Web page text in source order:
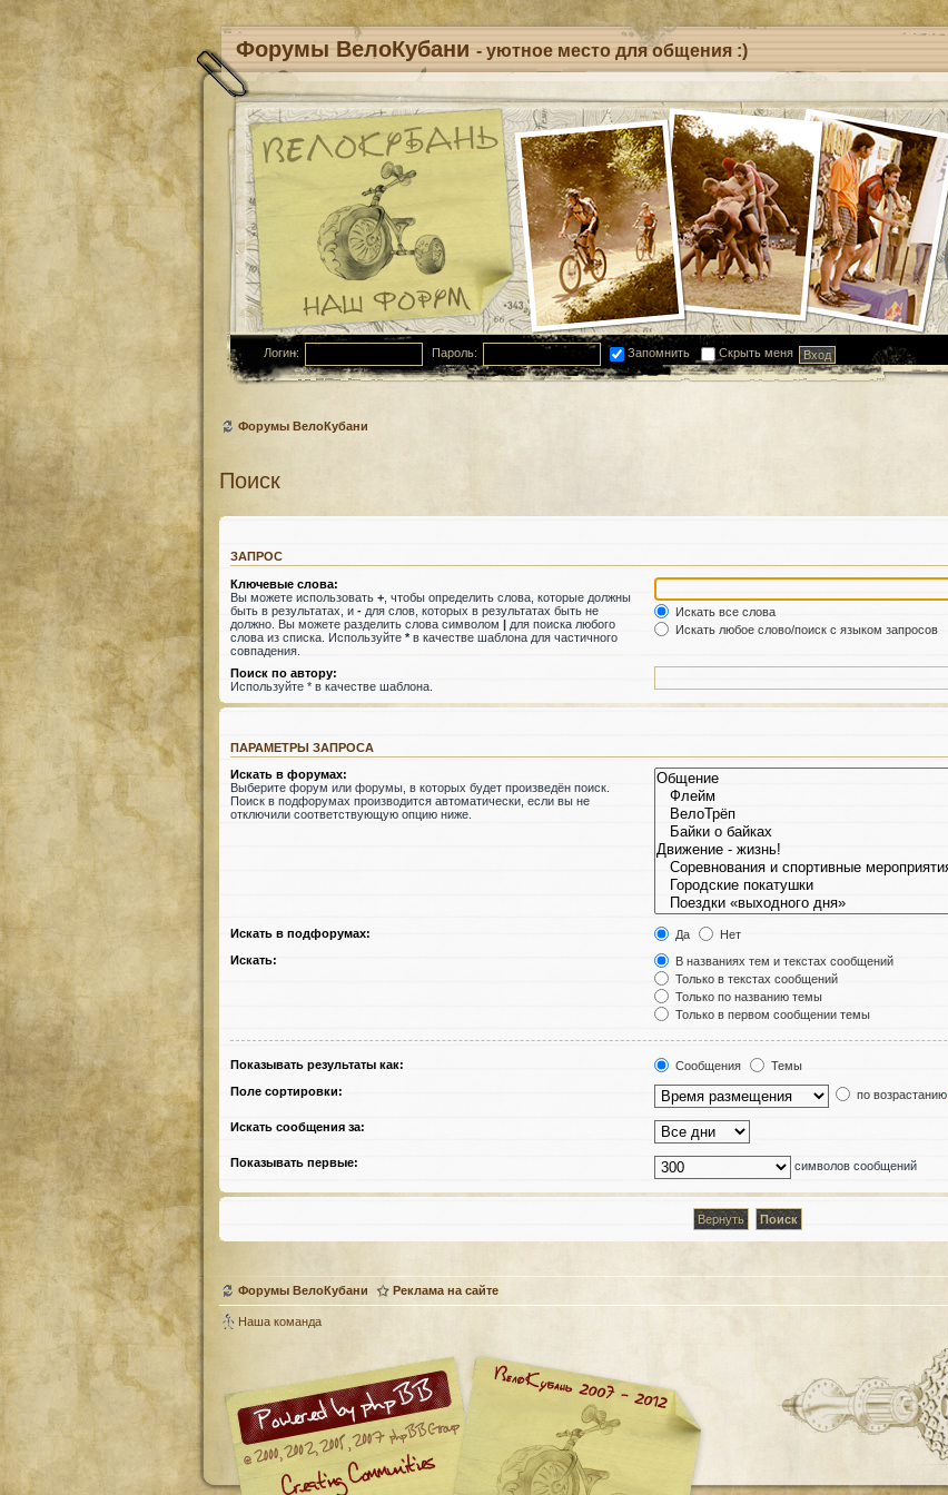
Форумы ВелоКубани - уютное место для общения :)
Логин: Пароль: Запомнить Скрыть меня
Форумы ВелоКубани
Поиск
ЗАПРОС
Ключевые слова:
Вы можете использовать + , чтобы определить слова, которые должны
быть в результатах, и - для слов, которых в результатах быть не
должно. Вы можете разделить слова символом | для поиска любого
слова из списка. Используйте *в качестве шаблона для частичного
совпадения.
Искать все слова
Искать любое слово/поиск с языком запросов
Поиск по автору:
Используйте * в качестве шаблона.
ПАРАМЕТРЫ ЗАПРОСА
Искать в форумах:
Выберите форум или форумы, в которых будет произведён поиск.
Поиск в подфорумах производится автоматически, если вы не
отключили соответствующую опцию ниже.
Искать в подфорумах: Да
Нет
Искать:
В названиях тем и текстах сообщений
Только в текстах сообщений
Только по названию темы
Только в первом сообщении темы
Показывать результаты как: Сообщения
Темы
Поле сортировки:
по возрастанию
Искать сообщения за:
Показывать первые: символов сообщений
Форумы ВелоКубани Реклама на сайте
Наша команда